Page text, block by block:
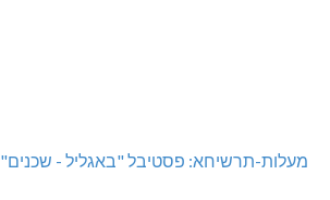
מעלות-תרשיחא: פסטיבל "באגליל - שכנים"